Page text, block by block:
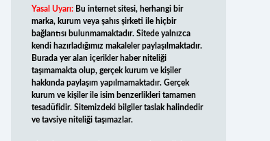
Yasal Uyarı: Bu internet sitesi, herhangi bir
marka, kurum veya şahıs şirketi ile hiçbir
bağlantısı bulunmamaktadır. Sitede yalnızca
kendi hazırladığımız makaleler paylaşılmaktadır.
Burada yer alan içerikler haber niteliği
taşımamakta olup, gerçek kurum ve kişiler
hakkında paylaşım yapılmamaktadır. Gerçek
kurum ve kişiler ile isim benzerlikleri tamamen
tesadüfidir. Sitemizdeki bilgiler taslak halindedir
ve tavsiye niteliği taşımazlar.